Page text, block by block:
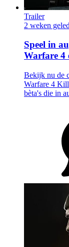
Trailer
2 weken
Speel in
Warfare 4
Bekijk nu de
Warfare 4
bèta's die in